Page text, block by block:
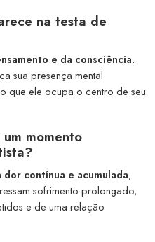
na testa de
e da consciência.
sua presença mental
que ele ocupa o centro de seu
momento
dor contínua e acumulada,
sofrimento prolongado,
e de uma relação